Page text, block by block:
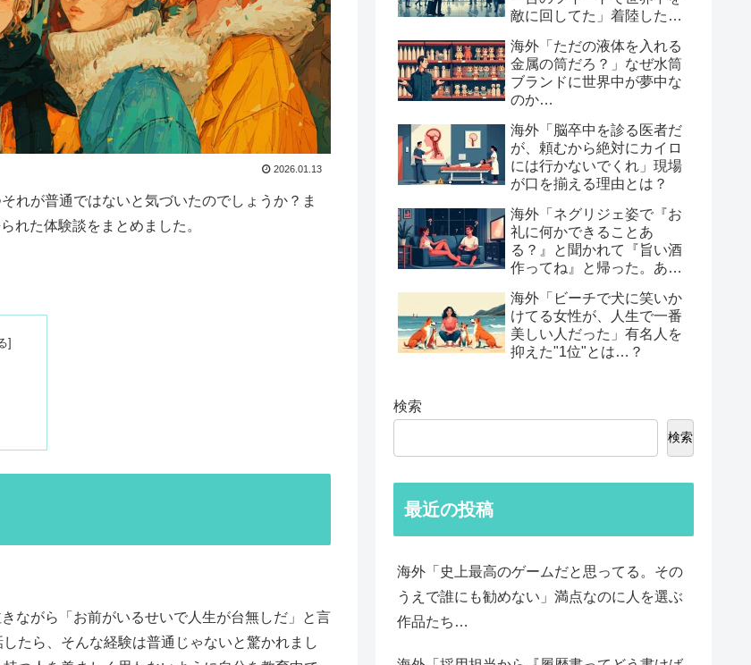
2026.01.13
れが普通ではないと気づいたのでしょうか？ま
れた体験談をまとめました。
ながら「お前がいるせいで人生が台無しだ」と言
たら、そんな経験は普通じゃないと驚かれまし
敵に回してた」着陸したら
海外「ただの液体を入れる
金属の筒だろ？」なぜ水筒
ブランドに世界中が夢中な
のか…
海外「脳卒中を診る医者だ
が、頼むから絶対にカイロ
には行かないでくれ」現場
が口を揃える理由とは？
海外「ネグリジェ姿で『お
礼に何かできることあ
る？』と聞かれて『旨い酒
作ってね』と帰った。あれ
る男たちの後悔談…
海外「ビーチで犬に笑いか
けてる女性が、人生で一番
美しい人だった」有名人を
抑えた"1位"とは…？
検索
検索
最近の投稿
海外「史上最高のゲームだと思ってる。その
うえで誰にも勧めない」満点なのに人を選ぶ
作品たち…